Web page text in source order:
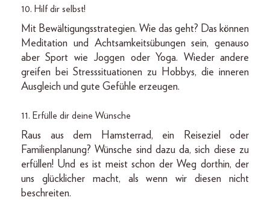
10. Hilf dir selbst!
Mit Bewältigungsstrategien. Wie das geht? Das können
Meditation und Achtsamkeitsübungen sein, genauso
aber Sport wie Joggen oder Yoga. Wieder andere
greifen bei Stresssituationen zu Hobbys, die inneren
Ausgleich und gute Gefühle erzeugen.
11. Erfülle dir deine Wünsche
Raus aus dem Hamsterrad, ein Reiseziel oder
Familienplanung? Wünsche sind dazu da, sich diese zu
erfüllen! Und es ist meist schon der Weg dorthin, der
uns glücklicher macht, als wenn wir diesen nicht
beschreiten.